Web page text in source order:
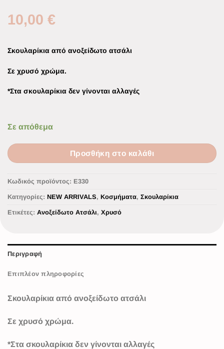
10,00 €
Σκουλαρίκια από ανοξείδωτο ατσάλι
Σε χρυσό χρώμα.
*Στα σκουλαρίκια δεν γίνονται αλλαγές
Σε απόθεμα
Προσθήκη στο καλάθι
Κωδικός προϊόντος: Ε330
Κατηγορίες: NEW ARRIVALS, Κοσμήματα, Σκουλαρίκια
Ετικέτες: Ανοξείδωτο Ατσάλι, Χρυσό
Περιγραφή
Επιπλέον πληροφορίες
Σκουλαρίκια από ανοξείδωτο ατσάλι
Σε χρυσό χρώμα.
*Στα σκουλαρίκια δεν γίνονται αλλαγές